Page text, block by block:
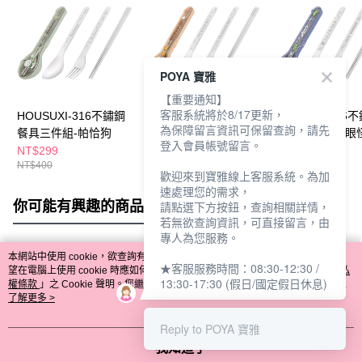
HOUSUXI-316不鏽鋼
餐具三件組-帕恰狗
NT$299
NT$400
HOUSUXI-316不鏽鋼
餐具三件組-布丁狗
NT$299
HOUSUXI-316不
餐具三件組-三眼
你可能有興趣的商品 全站排行
熱門標籤
本網站中使用 cookie，欲查詢有關本網站使用 cookie 方式之詳情，及若您不希
望在電腦上使用 cookie 時應如何變更電腦的 cookie 設定，請參閱本網站「
隱私
權條款 」之 Cookie 聲明。您繼續使用本網站即表示您同意本公司得按本網站使
用條款之 Cookie 聲明使用 cookie。
了解更多 >
我知道了
POYA 寶雅
【重要通知】
客服系統將於8/17更新，
為保障留言資訊可保留查詢，請先
登入會員帳號留言。
歡迎來到寶雅線上客服系統。為加
速處理您的需求，
請點選下方按鈕，查詢相關詳情，
若無欲查詢資訊，可直接留言，由
專人為您服務。
★客服服務時間：08:30-12:30 /
13:30-17:30 (假日/國定假日休息)
Reply to POYA 寶雅